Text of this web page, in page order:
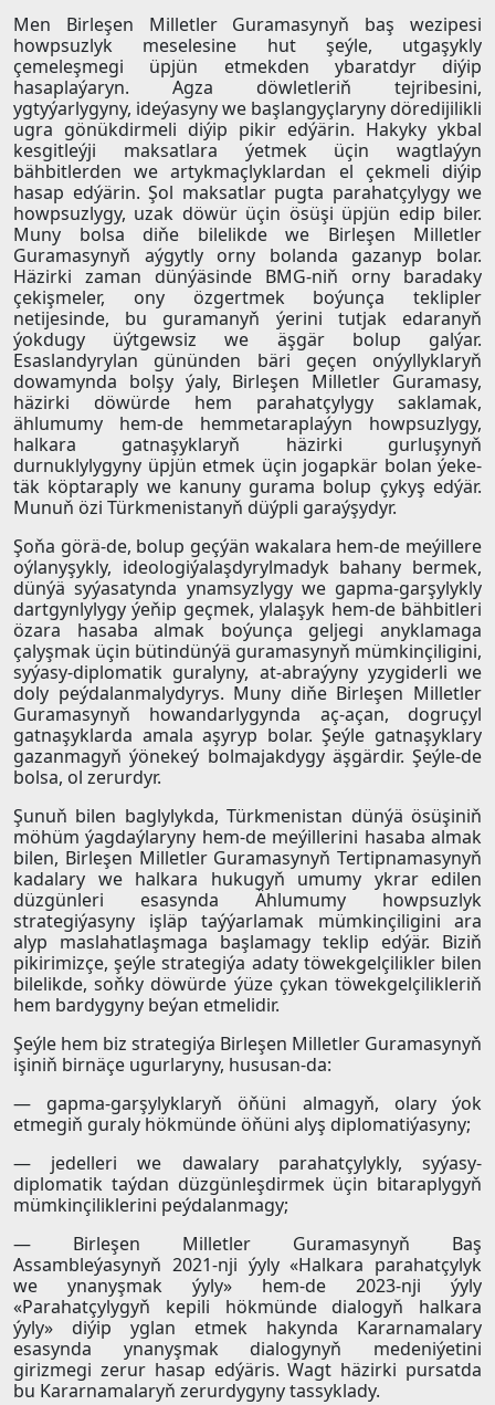
Men Birleşen Milletler Guramasynyň baş wezipesi
howpsuzlyk meselesine hut şeýle, utgaşykly
çemeleşmegi üpjün etmekden ybaratdyr diýip
hasaplaýaryn. Agza döwletleriň tejribesini,
ygtyýarlygyny, ideýasyny we başlangyçlaryny döredijilikli
ugra gönükdirmeli diýip pikir edýärin. Hakyky ykbal
kesgitleýji maksatlara ýetmek üçin wagtlaýyn
bähbitlerden we artykmaçlyklardan el çekmeli diýip
hasap edýärin. Şol maksatlar pugta parahatçylygy we
howpsuzlygy, uzak döwür üçin ösüşi üpjün edip biler.
Muny bolsa diňe bilelikde we Birleşen Milletler
Guramasynyň aýgytly orny bolanda gazanyp bolar.
Häzirki zaman dünýäsinde BMG-niň orny baradaky
çekişmeler, ony özgertmek boýunça teklipler
netijesinde, bu guramanyň ýerini tutjak edaranyň
ýokdugy üýtgewsiz we äşgär bolup galýar.
Esaslandyrylan gününden bäri geçen onýyllyklaryň
dowamynda bolşy ýaly, Birleşen Milletler Guramasy,
häzirki döwürde hem parahatçylygy saklamak,
ählumumy hem-de hemmetaraplaýyn howpsuzlygy,
halkara gatnaşyklaryň häzirki gurluşynyň
durnuklylygyny üpjün etmek üçin jogapkär bolan ýeke-
täk köptaraply we kanuny gurama bolup çykyş edýär.
Munuň özi Türkmenistanyň düýpli garaýşydyr.
Şoňa görä-de, bolup geçýän wakalara hem-de meýillere
oýlanyşykly, ideologiýalaşdyrylmadyk bahany bermek,
dünýä syýasatynda ynamsyzlygy we gapma-garşylykly
dartgynlylygy ýeňip geçmek, ylalaşyk hem-de bähbitleri
özara hasaba almak boýunça geljegi anyklamaga
çalyşmak üçin bütindünýä guramasynyň mümkinçiligini,
syýasy-diplomatik guralyny, at-abraýyny yzygiderli we
doly peýdalanmalydyrys. Muny diňe Birleşen Milletler
Guramasynyň howandarlygynda aç-açan, dogruçyl
gatnaşyklarda amala aşyryp bolar. Şeýle gatnaşyklary
gazanmagyň ýönekeý bolmajakdygy äşgärdir. Şeýle-de
bolsa, ol zerurdyr.
Şunuň bilen baglylykda, Türkmenistan dünýä ösüşiniň
möhüm ýagdaýlaryny hem-de meýillerini hasaba almak
bilen, Birleşen Milletler Guramasynyň Tertipnamasynyň
kadalary we halkara hukugyň umumy ykrar edilen
düzgünleri esasynda Ählumumy howpsuzlyk
strategiýasyny işläp taýýarlamak mümkinçiligini ara
alyp maslahatlaşmaga başlamagy teklip edýär. Biziň
pikirimizçe, şeýle strategiýa adaty töwekgelçilikler bilen
bilelikde, soňky döwürde ýüze çykan töwekgelçilikleriň
hem bardygyny beýan etmelidir.
Şeýle hem biz strategiýa Birleşen Milletler Guramasynyň
işiniň birnäçe ugurlaryny, hususan-da:
— gapma-garşylyklaryň öňüni almagyň, olary ýok
etmegiň guraly hökmünde öňüni alyş diplomatiýasyny;
— jedelleri we dawalary parahatçylykly, syýasy-
diplomatik taýdan düzgünleşdirmek üçin bitaraplygyň
mümkinçiliklerini peýdalanmagy;
— Birleşen Milletler Guramasynyň Baş
Assambleýasynyň 2021-nji ýyly «Halkara parahatçylyk
we ynanyşmak ýyly» hem-de 2023-nji ýyly
«Parahatçylygyň kepili hökmünde dialogyň halkara
ýyly» diýip yglan etmek hakynda Kararnamalary
esasynda ynanyşmak dialogynyň medeniýetini
girizmegi zerur hasap edýäris. Wagt häzirki pursatda
bu Kararnamalaryň zerurdygyny tassyklady.